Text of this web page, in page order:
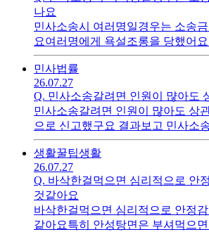
나요
민사소송시 여러명일경우는 소송
요여러명에게 욕설조롱을 당했어
하고싶어요적정금액과절차좀 알려
민사법률
26.07.27
Q. 민사소송갈려면 인원이 먆아도
민사소송갈려면 인원이 먆아도 상
으로 신고했구요 결과보고 민사소
요 사업주와 관리자 직원으로 10명
씩 갑질괴롭힘대한 스토리적어서
면될까요이미 노동위원회와 재해보
고다 해놓아진행중이구요꼭 민사
요
생활꿀팁생활
26.07.27
Q. 바삭한걸먹으면 심리적으로 안
것같아요
바삭한걸먹으면 심리적으로 안정
같아요특히 안성탕면은 부셔먹으